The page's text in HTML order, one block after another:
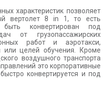
характеристик позволяет
вертолет 8 in 1, то есть
конвертирован под
от грузопассажирских
работ и аэротакси,
или целей обучения. Кроме
воздушного транспорта
это корпоративные
конвертируется и под